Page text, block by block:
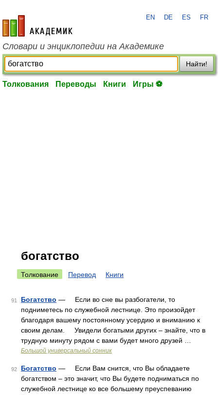
academic.ru
EN DE ES FR
Словари и энциклопедии на Академике
Найти!
Толкования Переводы Книги Игры ⚽
богатство
Толкование Перевод Книги
91 Богатство — Если во сне вы разбогатели, то
подниметесь по служебной лестнице. Это произойдет
благодаря вашему постоянному усердию и вниманию к
своим делам. Увидели богатыми других – знайте, что в
трудную минуту рядом с вами будет много друзей …
Большой универсальный сонник
92 Богатство — Если Вам снится, что Вы обладаете
богатством – это значит, что Вы будете подниматься по
служебной лестнице ко все большему преуспеванию